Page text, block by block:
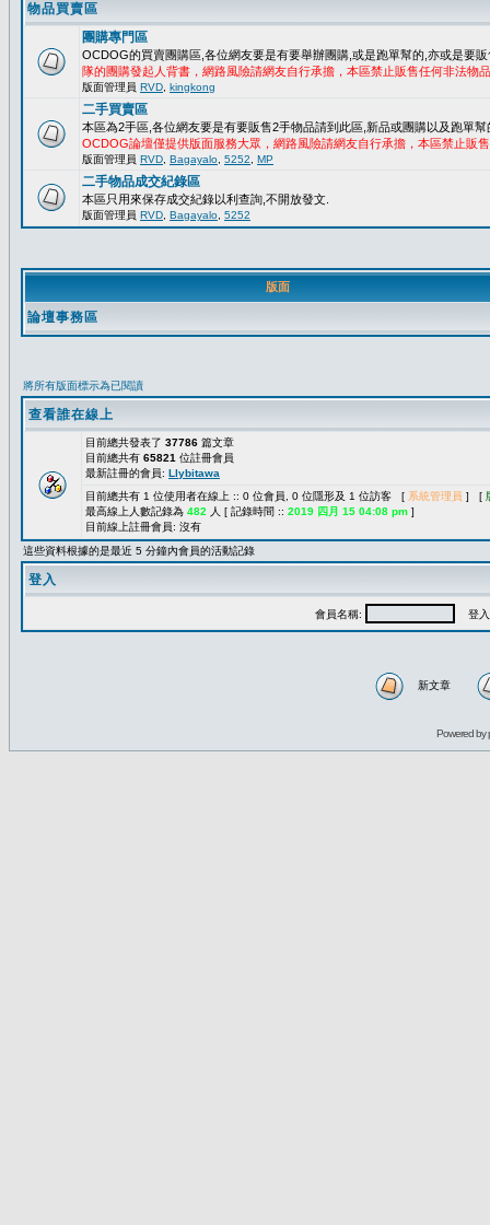
物品買賣區
團購專門區
OCDOG的買賣團購區,各位網友要是有要舉辦團購,或是跑單幫的,亦或是要
隊的團購發起人背書，網路風險請網友自行承擔，本區禁止販售任何非法物
版面管理員 RVD kingkong
二手買賣區
本區為2手區,各位網友要是有要販售2手物品請到此區,新品或團購以及跑單
OCDOG論壇僅提供版面服務大眾，網路風險請網友自行承擔，本區禁止販
版面管理員 RVD Bagayalo 5252 MP
二手物品成交紀錄區
本區只用來保存成交紀錄以利查詢,不開放發文.
版面管理員 RVD Bagayalo 5252
版面
論壇事務區
將所有版面標示為已閱讀
查看誰在線上
目前總共發表了 37786 篇文章
目前總共有 65821 位註冊會員
最新註冊的會員: Llybitawa
目前總共有 1 位使用者在線上 :: 0 位會員, 0 位隱形及 1 位訪客 [ 系統管理員 ] [
最高線上人數記錄為 482 人 [ 記錄時間 :: 2019 四月 15 04:08 pm ]
目前線上註冊會員: 沒有
這些資料根據的是最近 5 分鐘內會員的活動記錄
登入
會員名稱: 登入
新文章
Powered by